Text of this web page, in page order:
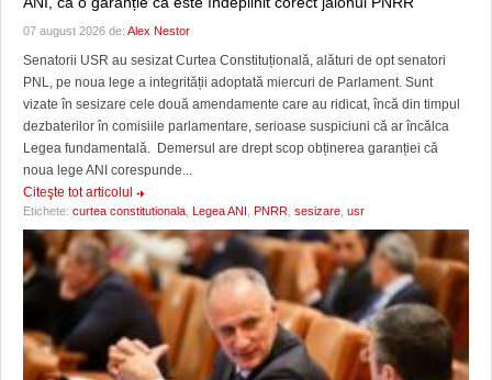
07 august 2026 de: Alex Nestor
Senatorii USR au sesizat Curtea Constituțională, alături de opt senatori
PNL, pe noua lege a integrității adoptată miercuri de Parlament. Sunt
vizate în sesizare cele două amendamente care au ridicat, încă din timpul
dezbaterilor în comisiile parlamentare, serioase suspiciuni că ar încălca
Legea fundamentală. Demersul are drept scop obținerea garanției că
noua lege ANI corespunde...
Citeşte tot articolul
Etichete: curtea constitutionala, Legea ANI , PNRR, sesizare, usr